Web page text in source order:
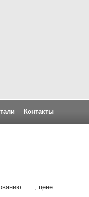
Контакты
, цене